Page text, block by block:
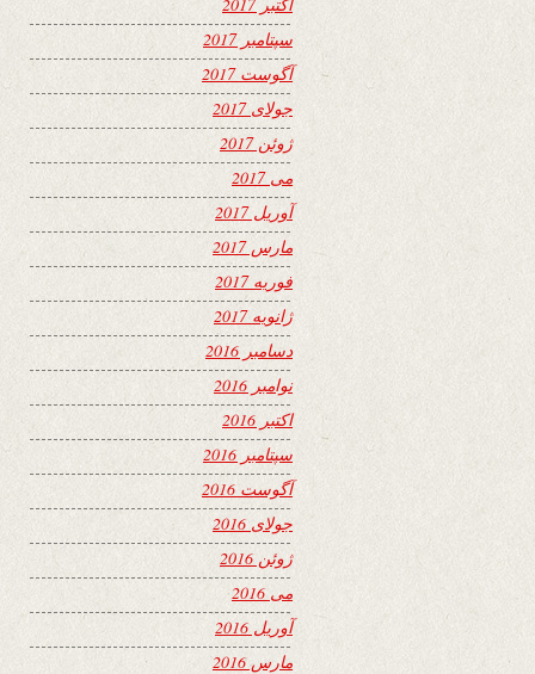
سپتامبر 2017
آگوست 2017
جولای 2017
ژوئن 2017
می 2017
آوریل 2017
مارس 2017
فوریه 2017
ژانویه 2017
دسامبر 2016
نوامبر 2016
اکتبر 2016
سپتامبر 2016
آگوست 2016
جولای 2016
ژوئن 2016
می 2016
آوریل 2016
مارس 2016